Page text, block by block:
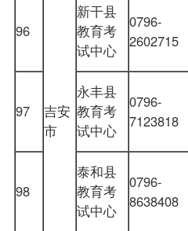
吉安
市
96
新干县
教育考
试中心
0796-
2602715
97
永丰县
教育考
试中心
0796-
7123818
98
泰和县
教育考
试中心
0796-
8638408